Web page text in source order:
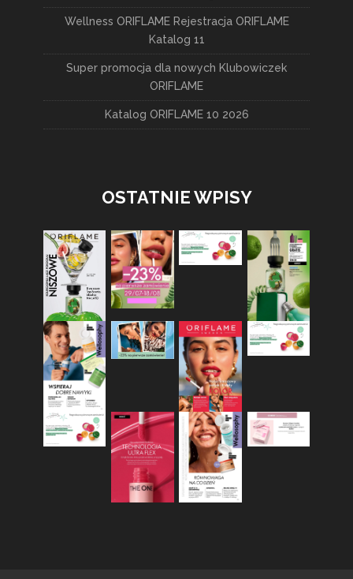
Wellness ORIFLAME Rejestracja ORIFLAME
Katalog 11
Super promocja dla nowych Klubowiczek
ORIFLAME
Katalog ORIFLAME 10 2026
OSTATNIE WPISY